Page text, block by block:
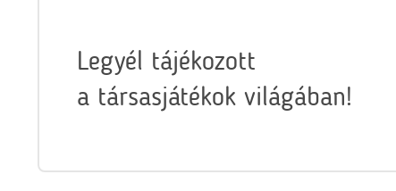
Legyél tájékozott
a társasjátékok világában!